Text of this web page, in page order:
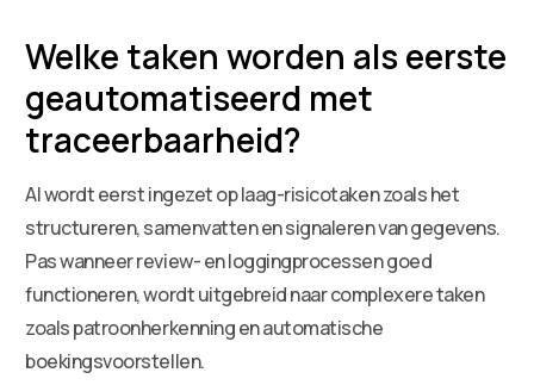
Welke taken worden als eerste
geautomatiseerd met
traceerbaarheid?
AI wordt eerst ingezet op laag-risicotaken zoals het
structureren, samenvatten en signaleren van gegevens.
Pas wanneer review- en loggingprocessen goed
functioneren, wordt uitgebreid naar complexere taken
zoals patroonherkenning en automatische
boekingsvoorstellen.